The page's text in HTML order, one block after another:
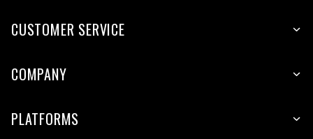
CUSTOMER SERVICE
COMPANY
PLATFORMS